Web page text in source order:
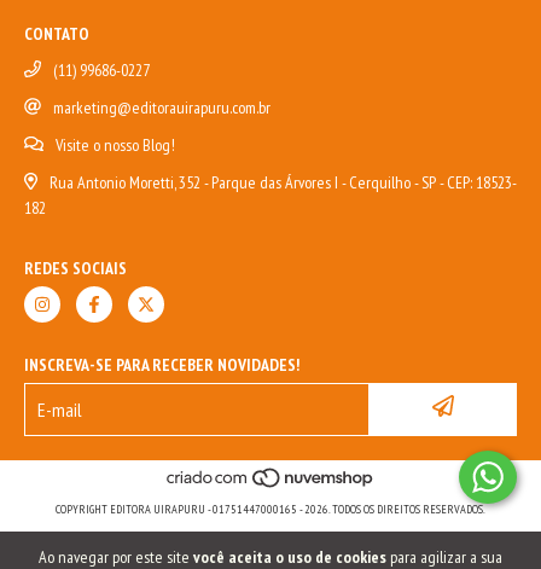
Ao navegar por este site você aceita o uso de cookies para agilizar a sua
CONTATO
(11) 99686-0227
marketing@editorauirapuru.com.br
Visite o nosso Blog!
Rua Antonio Moretti, 352 - Parque das Árvores I - Cerquilho - SP - CEP: 18523-
182
REDES SOCIAIS
INSCREVA-SE PARA RECEBER NOVIDADES!
COPYRIGHT EDITORA UIRAPURU - 01751447000165 - 2026. TODOS OS DIREITOS RESERVADOS.